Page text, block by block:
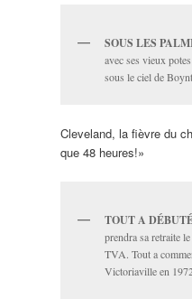
SOUS LES
avec ses vieux
sous le ciel de
Cleveland, la fièvre du
que 48 heures!»
TOUT A
prendra sa retraite
TVA. Tout a
Victoriaville en